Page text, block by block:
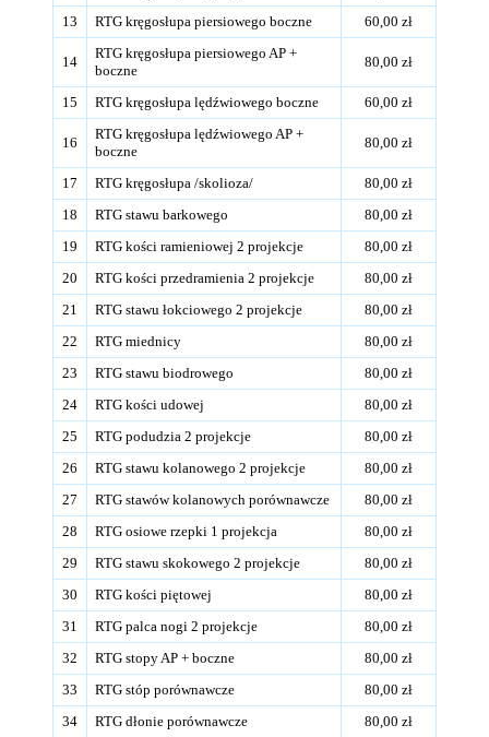
13
RTG kręgosłupa piersiowego boczne 60,00 zł
14
RTG kręgosłupa piersiowego AP +
boczne
80,00 zł
15 RTG kręgosłupa lędźwiowego boczne 60,00 zł
16
RTG kręgosłupa lędźwiowego AP +
boczne
80,00 zł
17 RTG kręgosłupa /skolioza/
80,00 zł
18
RTG stawu barkowego
80,00 zł
19
RTG kości ramieniowej 2 projekcje
80,00 zł
20
RTG kości przedramienia 2 projekcje
80,00 zł
21
RTG stawu łokciowego 2 projekcje
80,00 zł
22
RTG miednicy
80,00 zł
23
RTG stawu biodrowego
80,00 zł
24
RTG kości udowej
80,00 zł
25
RTG podudzia 2 projekcje
80,00 zł
26
RTG stawu kolanowego 2 projekcje
80,00 zł
27
RTG stawów kolanowych porównawcze
80,00 zł
28
RTG osiowe rzepki 1 projekcja
80,00 zł
29
RTG stawu skokowego 2 projekcje
80,00 zł
30
RTG kości piętowej
80,00 zł
31
RTG palca nogi 2 projekcje
80,00 zł
32
RTG stopy AP + boczne
80,00 zł
33
RTG stóp porównawcze
80,00 zł
34
RTG dłonie porównawcze 80,00 zł